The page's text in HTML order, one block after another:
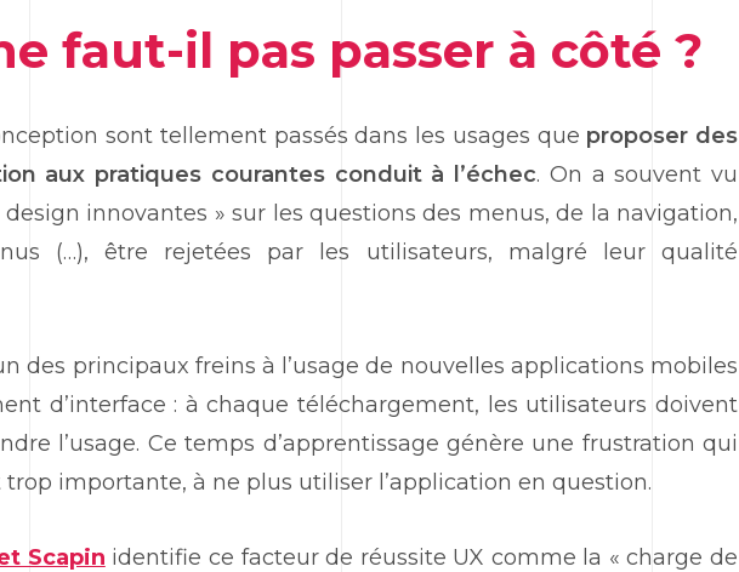
faut-il pas passer à côté ?
sont tellement passés dans les usages que proposer des
aux pratiques courantes conduit à l’échec. On a souvent vu
innovantes » sur les questions des menus, de la navigation,
(…), être rejetées par les utilisateurs, malgré leur qualité
des principaux freins à l’usage de nouvelles applications mobiles
d’interface : à chaque téléchargement, les utilisateurs doivent
l’usage. Ce temps d’apprentissage génère une frustration qui
importante, à ne plus utiliser l’application en question.
Scapin identifie ce facteur de réussite UX comme la « charge de